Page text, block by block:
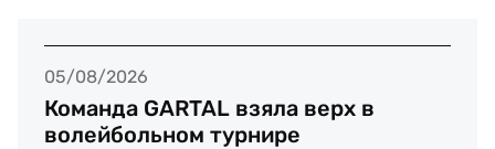
05/08/2026
Команда GARTAL взяла верх в
волейбольном турнире